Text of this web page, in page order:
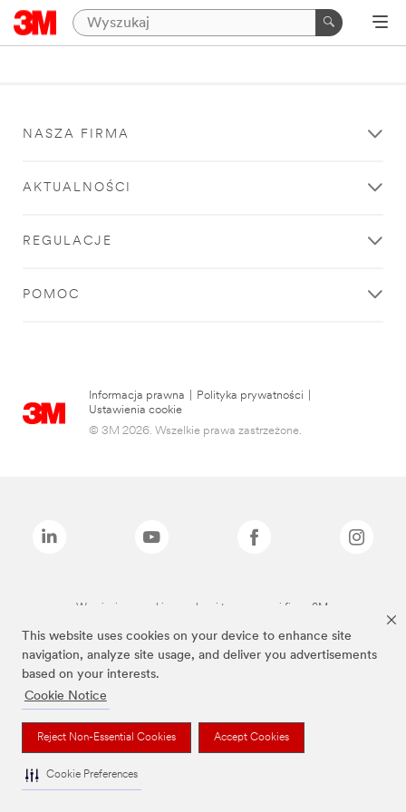
This website uses cookies on your device to enhance site
navigation, analyze site usage, and deliver you advertisements
based on your interests.
Cookie Notice
Reject Non-Essential Cookies Accept Cookies
Cookie Preferences
NASZA FIRMA
AKTUALNOŚCI
REGULACJE
POMOC
Informacja prawna Polityka prywatności
Ustawienia cookie
© 3M 2026. Wszelkie prawa zastrzeżone.
Wymienione marki są znakami towarowymi firmy 3M.